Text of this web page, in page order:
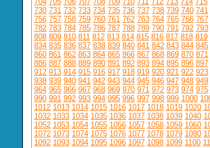
730 731 732 733 734 735 736 737 738 739 740 741
756 757 758 759 760 761 762 763 764 765 766 767
782 783 784 785 786 787 788 789 790 791 792 793
808 809 810 811 812 813 814 815 816 817 818 819
834 835 836 837 838 839 840 841 842 843 844 845
860 861 862 863 864 865 866 867 868 869 870 871
886 887 888 889 890 891 892 893 894 895 896 897
912 913 914 915 916 917 918 919 920 921 922 923
938 939 940 941 942 943 944 945 946 947 948 949
964 965 966 967 968 969 970 971 972 973 974 975
990 991 992 993 994 995 996 997 998 999 1000
1012 1013 1014 1015 1016 1017 1018 1019 1020
1032 1033 1034 1035 1036 1037 1038 1039 1040
1052 1053 1054 1055 1056 1057 1058 1059 1060
1072 1073 1074 1075 1076 1077 1078 1079 1080
1092 1093 1094 1095 1096 1097 1098 1099 1100